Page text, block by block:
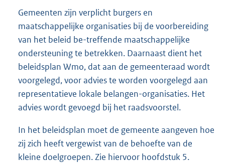
Gemeenten zijn verplicht burgers en
maatschappelijke organisaties bij de voorbereiding
van het beleid be-treffende maatschappelijke
ondersteuning te betrekken. Daarnaast dient het
beleidsplan Wmo, dat aan de gemeenteraad wordt
voorgelegd, voor advies te worden voorgelegd aan
representatieve lokale belangen-organisaties. Het
advies wordt gevoegd bij het raadsvoorstel.
In het beleidsplan moet de gemeente aangeven hoe
zij zich heeft vergewist van de behoefte van de
kleine doelgroepen. Zie hiervoor hoofdstuk 5.